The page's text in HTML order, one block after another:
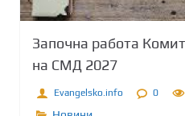
Започна работа
на СМД 2027
Evangelsko.info 0